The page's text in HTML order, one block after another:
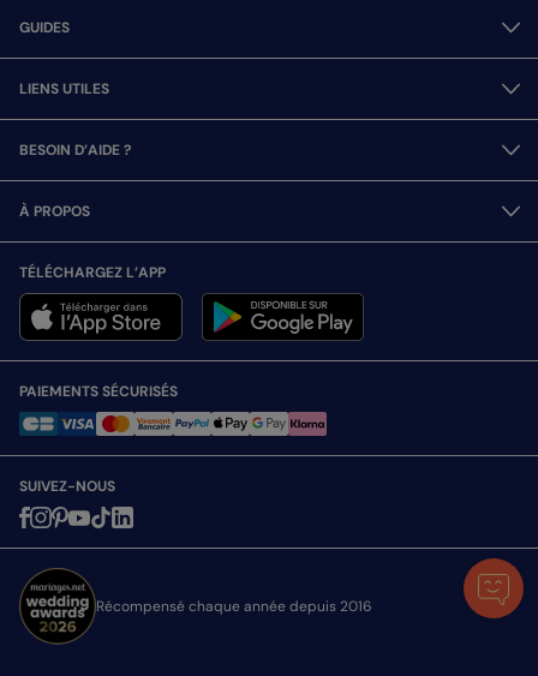
GUIDES
LIENS UTILES
BESOIN D’AIDE ?
À PROPOS
TÉLÉCHARGEZ L’APP
PAIEMENTS SÉCURISÉS
SUIVEZ-NOUS
Récompensé chaque année depuis 2016